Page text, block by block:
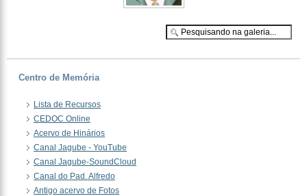
Centro de Memória
Lista de Recursos
CEDOC Online
Acervo de Hinários
Canal Jagube - YouTube
Canal Jagube-SoundCloud
Canal do Pad. Alfredo
Antigo acervo de Fotos